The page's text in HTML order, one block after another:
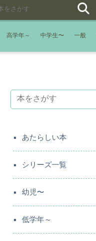
高学年～ 中学生〜 一般
あたらしい本
シリーズ一覧
幼児〜
低学年～